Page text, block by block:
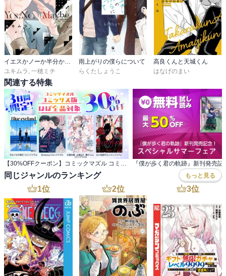
ユキムラ 一穂ミチ
雨上がりの僕らについて
らくたしょうこ
高良くんと天城くん
はなげのまい
関連する特集
同じジャンルのランキング もっと見る
1位 2位 3位